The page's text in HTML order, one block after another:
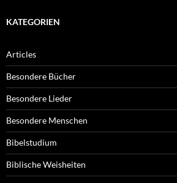
KATEGORIEN
Articles
Besondere Bücher
Besondere Lieder
Besondere Menschen
Bibelstudium
Biblische Weisheiten